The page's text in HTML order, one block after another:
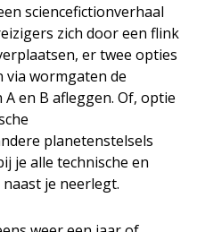
sciencefictionverhaal
zich door een flink
er twee opties
via wormgaten de
en B afleggen. Of, optie
planetenstelsels
je alle technische en
je neerlegt.